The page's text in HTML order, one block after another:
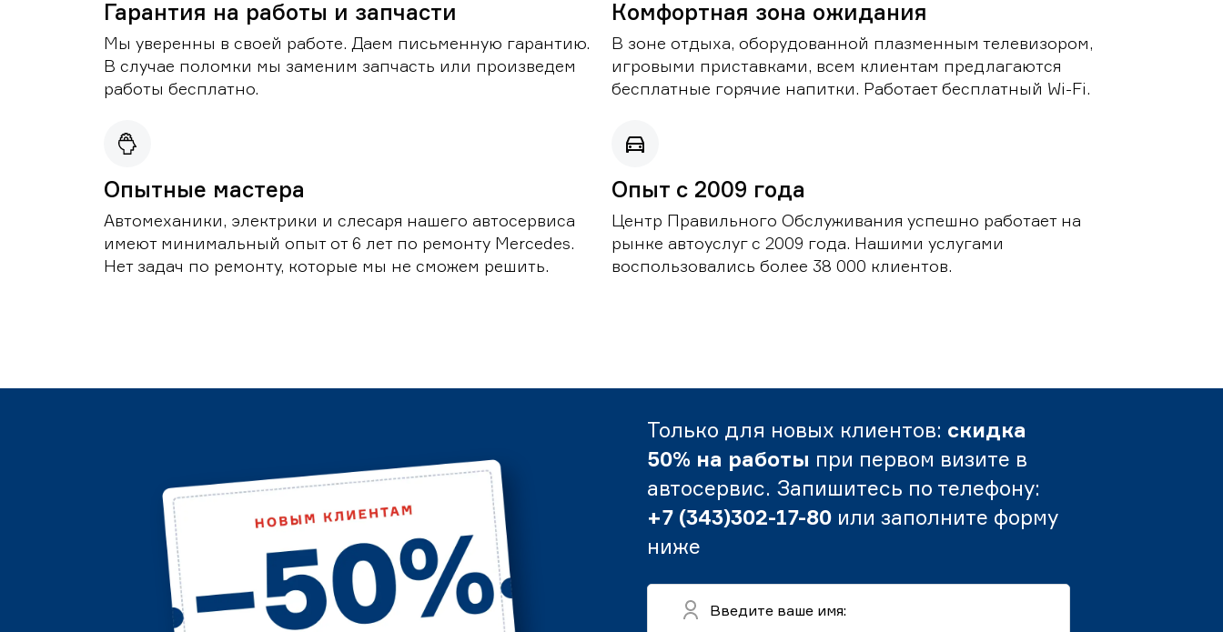
Гарантия на работы и запчасти
Мы уверенны в своей работе. Даем письменную гарантию.
В случае поломки мы заменим запчасть или произведем
работы бесплатно.
Комфортная зона ожидания
В зоне отдыха, оборудованной плазменным телевизором,
игровыми приставками, всем клиентам предлагаются
бесплатные горячие напитки. Работает бесплатный Wi-Fi.
Опытные мастера
Автомеханики, электрики и слесаря нашего автосервиса
имеют минимальный опыт от 6 лет по ремонту Mercedes.
Нет задач по ремонту, которые мы не сможем решить.
Опыт с 2009 года
Центр Правильного Обслуживания успешно работает на
рынке автоуслуг с 2009 года. Нашими услугами
воспользовались более 38 000 клиентов.
Только для новых клиентов: скидка
50% на работы при первом визите в
автосервис. Запишитесь по телефону:
+7 (343)302-17-80 или заполните форму
ниже